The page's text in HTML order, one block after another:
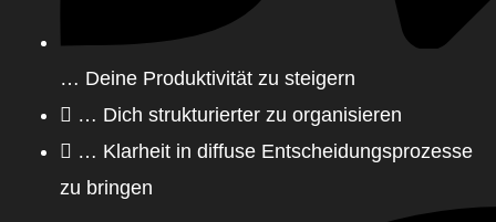
… Deine Produktivität zu steigern
… Dich strukturierter zu organisieren
… Klarheit in diffuse Entscheidungsprozesse
zu bringen